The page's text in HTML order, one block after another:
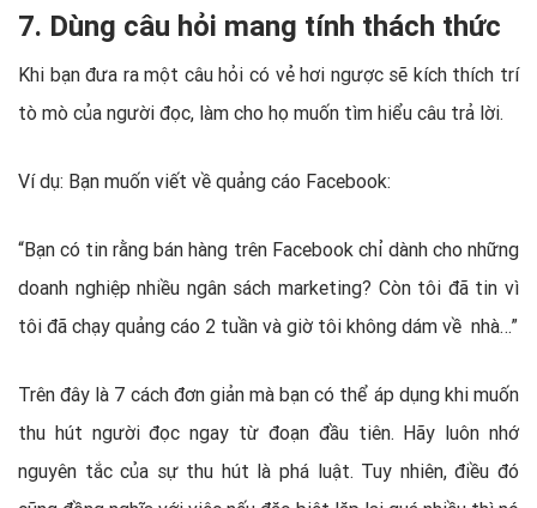
7. Dùng câu hỏi mang tính thách thức
Khi bạn đưa ra một câu hỏi có vẻ hơi ngược sẽ kích thích trí
tò mò của người đọc, làm cho họ muốn tìm hiểu câu trả lời.
Ví dụ: Bạn muốn viết về quảng cáo Facebook:
“Bạn có tin rằng bán hàng trên Facebook chỉ dành cho những
doanh nghiệp nhiều ngân sách marketing? Còn tôi đã tin vì
tôi đã chạy quảng cáo 2 tuần và giờ tôi không dám về nhà…”
Trên đây là 7 cách đơn giản mà bạn có thể áp dụng khi muốn
thu hút người đọc ngay từ đoạn đầu tiên. Hãy luôn nhớ
nguyên tắc của sự thu hút là phá luật. Tuy nhiên, điều đó